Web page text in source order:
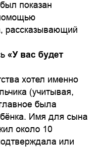
показан
рассказывающий
«У вас будет
хотел именно
(учитывая,
была
Имя для сына
около 10
или